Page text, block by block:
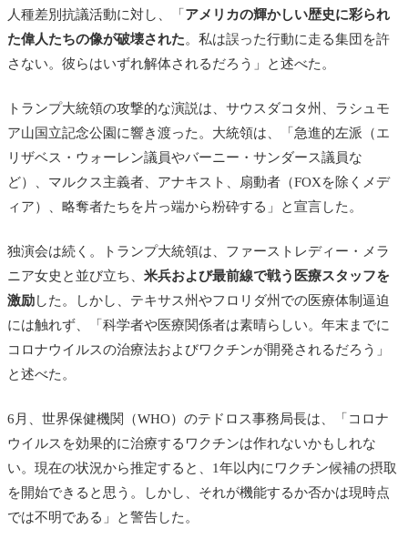
人種差別抗議活動に対し、「 アメリカの輝かしい歴史に彩られ
た偉人たちの像が破壊された。私は誤った行動に走る集団を許
さない。彼らはいずれ解体されるだろう」と述べた。
トランプ大統領の攻撃的な演説は、サウスダコタ州、ラシュモ
ア山国立記念公園に響き渡った。大統領は、「急進的左派（エ
リザベス・ウォーレン議員やバーニー・サンダース議員な
ど）、マルクス主義者、アナキスト、扇動者（FOXを除くメデ
ィア）、略奪者たちを片っ端から粉砕する」と宣言した。
独演会は続く。トランプ大統領は、ファーストレディー・メラ
ニア女史と並び立ち、 米兵および最前線で戦う医療スタッフを
激励した。しかし、テキサス州やフロリダ州での医療体制逼迫
には触れず、「科学者や医療関係者は素晴らしい。年末までに
コロナウイルスの治療法およびワクチンが開発されるだろう」
と述べた。
6月、世界保健機関（WHO）のテドロス事務局長は、「コロナ
ウイルスを効果的に治療するワクチンは作れないかもしれな
い。現在の状況から推定すると、1年以内にワクチン候補の摂取
を開始できると思う。しかし、それが機能するか否かは現時点
では不明である」と警告した。